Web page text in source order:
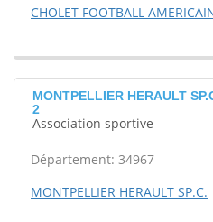
CHOLET FOOTBALL
MONTPELLIER HERAULT
2
Association sportive
Département: 34967
MONTPELLIER HERAULT SP.C.